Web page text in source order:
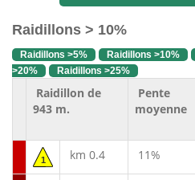
Raidillons > 10%
Raidillons >5% Raidillons >10%
>20%
Raidillons >25%
Raidillon de
943 m.
Pente
moyenne
1 km 0.4 11%